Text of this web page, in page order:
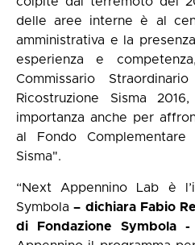
delle aree interne è al
amministrativa e la
esperienza e
Commissario
Ricostruzione Sisma
importanza anche per
al Fondo
Sisma".
“Next Appennino Lab è
Symbola – dichiara Fabio
di Fondazione Symbola -